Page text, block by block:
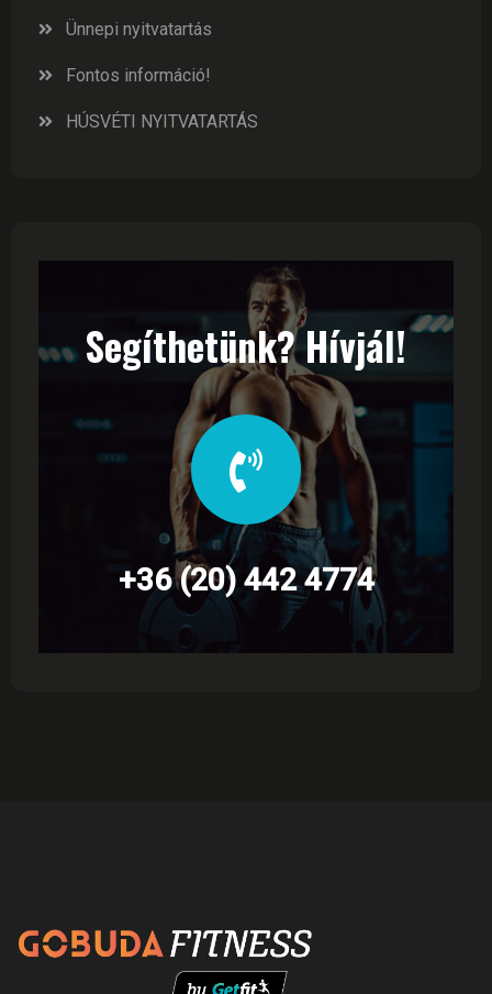
Ünnepi nyitvatartás
Fontos információ!
HÚSVÉTI NYITVATARTÁS
Segíthetünk? Hívjál!
+36 (20) 442 4774